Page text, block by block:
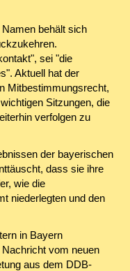
behält sich
sei "die
Aktuell hat der
Mitbestimmungsrecht,
Sitzungen, die
verfolgen zu
der bayerischen
dass sie ihre
wie die
niederlegten und den
in Bayern
vom neuen
aus dem DDB-